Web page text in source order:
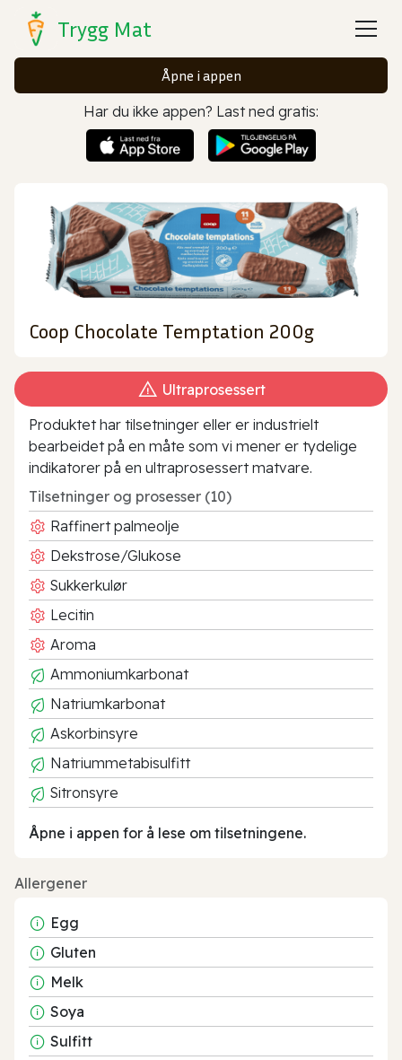
Trygg Mat
Åpne i appen
Har du ikke appen? Last ned gratis:
Coop Chocolate Temptation 200g
Ultraprosessert
Produktet har tilsetninger eller er industrielt
bearbeidet på en måte som vi mener er tydelige
indikatorer på en ultraprosessert matvare.
Tilsetninger og prosesser (10)
Raffinert palmeolje
Dekstrose/Glukose
Sukkerkulør
Lecitin
Aroma
Ammoniumkarbonat
Natriumkarbonat
Askorbinsyre
Natriummetabisulfitt
Sitronsyre
Åpne i appen for å lese om tilsetningene.
Allergener
Egg
Gluten
Melk
Soya
Sulfitt